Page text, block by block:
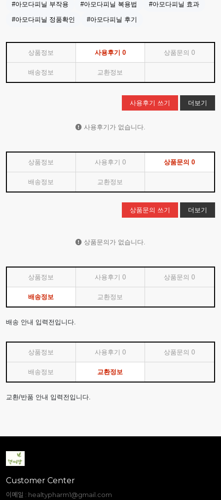
#아모다피닐 부작용 #아모다피닐 복용법 #아모다피닐 효과
#아모다피닐 정품확인 #아모다피닐 후기
상품정보 사용후기 0 상품문의0
배송정보 교환정보
사용후기 쓰기 더보기
사용후기가 없습니다.
상품정보 사용후기 0 상품문의0
배송정보 교환정보
상품문의 쓰기 더보기
상품문의가 없습니다.
상품정보 사용후기 0 상품문의0
배송정보 교환정보
배송 안내 입력전입니다.
상품정보 사용후기 0 상품문의0
배송정보 교환정보
교환/반품 안내 입력전입니다.
Customer Center
이메일 : healtypharm1@gmail.com